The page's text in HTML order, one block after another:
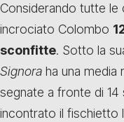
Considerando tutte le
incrociato Colombo
sconfitte. Sotto la
Signora ha una media
segnate a fronte di
incontrato il fischietto